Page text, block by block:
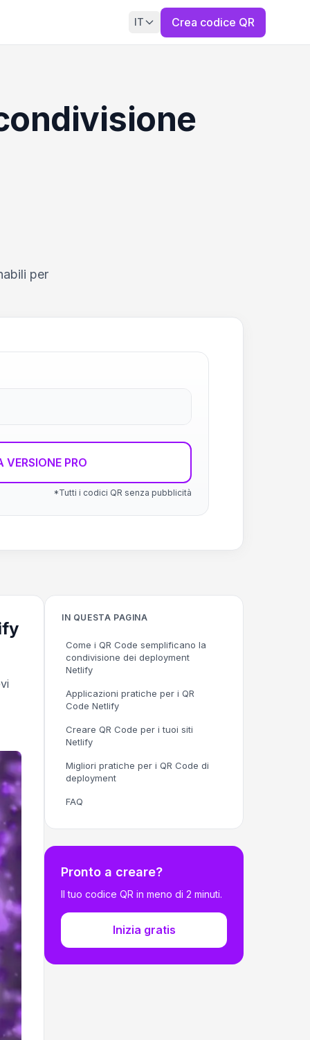
IT Crea codice QR
per
VERSIONE PRO
*Tutti i codici QR senza pubblicità
IN QUESTA PAGINA
Come i QR Code semplificano la
condivisione dei deployment
Netlify
Applicazioni pratiche per i QR
Code Netlify
Creare QR Code per i tuoi siti
Netlify
Migliori pratiche per i QR Code di
deployment
FAQ
Pronto a creare?
Il tuo codice QR in meno di 2 minuti.
Inizia gratis